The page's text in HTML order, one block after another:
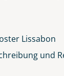
Lissabon
und